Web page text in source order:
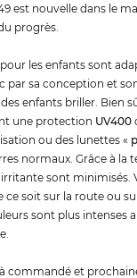
est nouvelle dans le
progrès.
les enfants sont
par sa conception et
enfants briller. Bien
une protection UV400
ou des lunettes «
normaux. Grâce à la
sont minimisés.
ce soit sur la route ou
sont plus intenses
commandé et